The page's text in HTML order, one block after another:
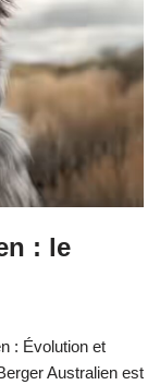
: le
: Évolution et
Australien est